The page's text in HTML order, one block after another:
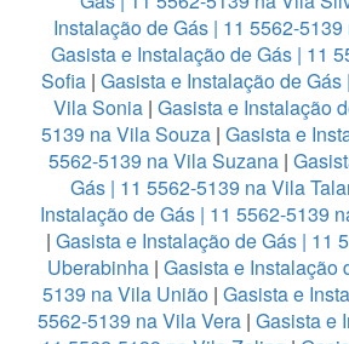
Instalação de Gás | 11 5562-
Gasista e Instalação de Gás | 11
Sofia| Gasista e Instalação de
Vila Sonia | Gasista e Instalação
5139 na Vila Souza| Gasista e
5562-5139 na Vila Suzana |
Gás | 11 5562-5139 na Vila
Instalação de Gás | 11 5562-5139
| Gasista e Instalação de Gás | 11
Uberabinha | Gasista e Instalação
5139 na Vila União | Gasista e
5562-5139 na Vila Vera| Gasista e